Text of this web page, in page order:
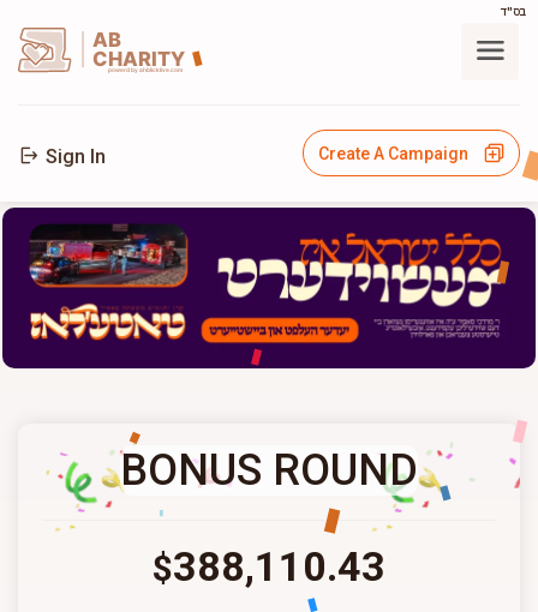
בס"ד
AB
CHARITY
powerd by ahblicklive.com
Sign In Create A Campaign
BONUS ROUND
$388,110.43